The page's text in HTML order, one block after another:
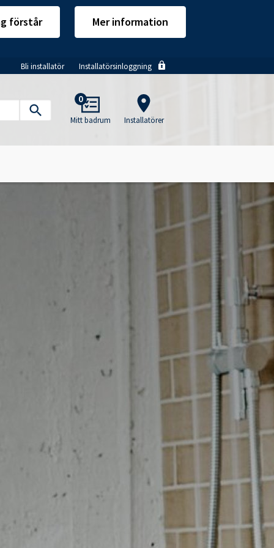
förstår Mer information
Bli installatör Installatörsinloggning
0
Mitt badrum
navigation
Installatörer